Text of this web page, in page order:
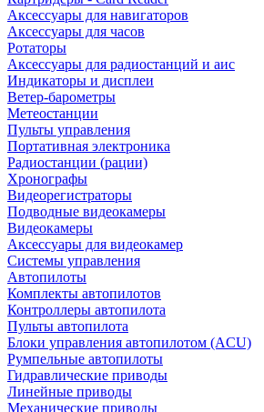
Аксессуары для навигаторов
Аксессуары для часов
Ротаторы
Аксессуары для радиостанций и аис
Индикаторы и дисплеи
Ветер-барометры
Метеостанции
Пульты управления
Портативная электроника
Радиостанции (рации)
Хронографы
Видеорегистраторы
Подводные видеокамеры
Видеокамеры
Аксессуары для видеокамер
Системы управления
Автопилоты
Комплекты автопилотов
Контроллеры автопилота
Пульты автопилота
Блоки управления автопилотом (ACU)
Румпельные автопилоты
Гидравлические приводы
Линейные приводы
Механические приводы